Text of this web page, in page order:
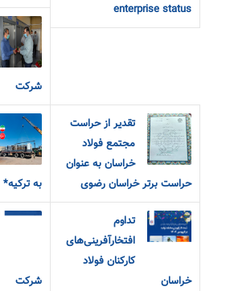
enterprise status
شرکت
تقدیر از حراست
مجتمع فولاد
خراسان به عنوان
حراست برتر خراسان رضوی
به ترکیه*
تداوم
افتخارآفرینی‌های
کارکنان فولاد
خراسان
شرکت